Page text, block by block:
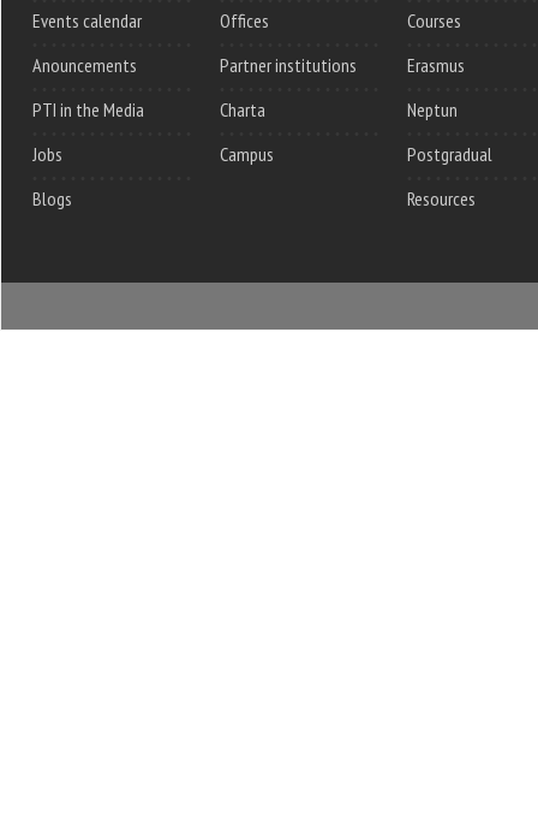
Events calendar
Anouncements
PTI in the Media
Jobs
Blogs
Offices
Partner institutions
Charta
Campus
Courses
Erasmus
Neptun
Postgradual
Resources